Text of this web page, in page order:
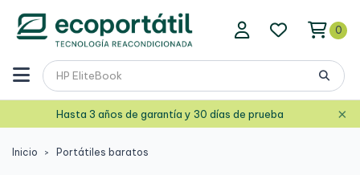
0
Hasta 3 años de garantía y 30 días de prueba ×
Inicio Portátiles baratos